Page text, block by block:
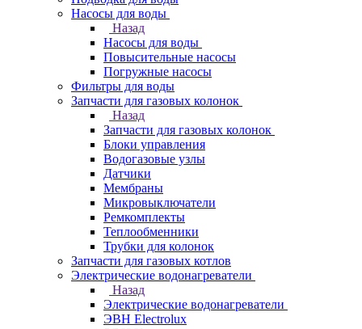
Насосы для воды
Назад
Насосы для воды
Повысительные насосы
Погружные насосы
Фильтры для воды
Запчасти для газовых колонок
Назад
Запчасти для газовых колонок
Блоки управления
Водогазовые узлы
Датчики
Мембраны
Микровыключатели
Ремкомплекты
Теплообменники
Трубки для колонок
Запчасти для газовых котлов
Электрические водонагреватели
Назад
Электрические водонагреватели
ЭВН Electrolux